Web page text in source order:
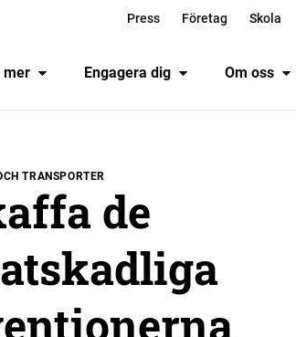
Press Företag Skola
mer Engagera dig Om oss
TRANSPORTER
de